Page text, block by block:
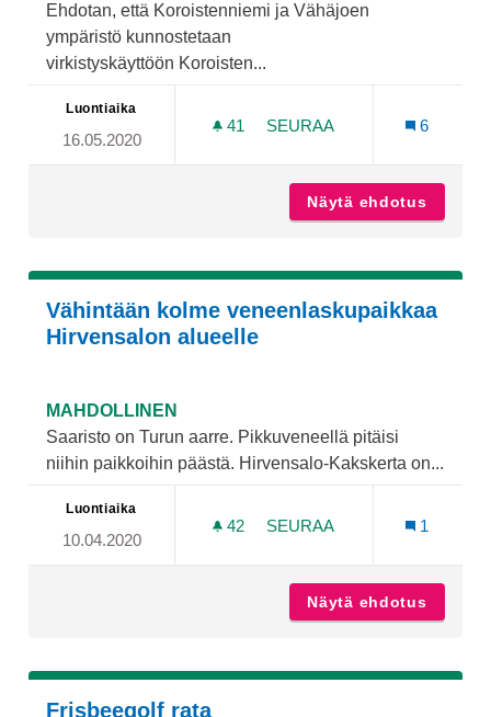
Ehdotan, että Koroistenniemi ja Vähäjoen
ympäristö kunnostetaan
virkistyskäyttöön Koroisten...
Luontiaika
16.05.2020
41 41 SEURAAJAA
SEURAA
6
Näytä ehdotus
Vähintään kolme veneenlaskupaikkaa
Hirvensalon alueelle
MAHDOLLINEN
Saaristo on Turun aarre. Pikkuveneellä pitäisi
niihin paikkoihin päästä. Hirvensalo-Kakskerta on...
Luontiaika
10.04.2020
42 42 SEURAAJAA
SEURAA
1
Näytä ehdotus
Frisbeegolf rata